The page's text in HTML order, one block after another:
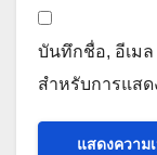
บันทึกชื่อ, อีเมล
สำหรับการแสด